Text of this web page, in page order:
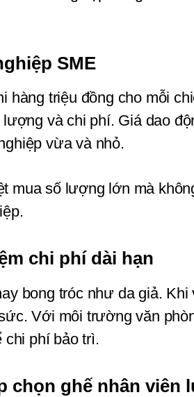
SME
hàng triệu đồng cho mỗi
và chi phí. Giá dao
vừa và nhỏ.
mua số lượng lớn mà
chi phí dài hạn
bong tróc như da giả.
Với môi trường văn
chi phí bảo trì.
chọn ghế nhân viên